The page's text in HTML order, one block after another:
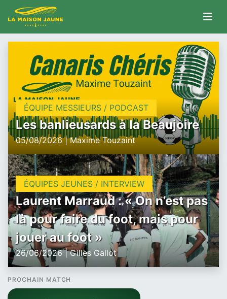
ÉQUIPE MESSIEURS / PODCAST
Les banlieusards à la Beaujoire
05/08/2026 | Maxime Touzaint
ÉQUIPES JEUNES / INTERVIEW
Laurent Marraud : « On n’est pas
là pour faire du foot, mais pour
jouer au foot »
26/06/2026 | Gilles Gallot
PROCHAIN MATCH